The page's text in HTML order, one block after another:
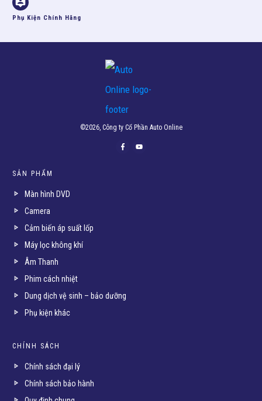
Phụ Kiện Chính Hãng
©2026, Công ty Cổ Phần Auto Online
SẢN PHẨM
Màn hình DVD
Camera
Cảm biến áp suất lốp
Máy lọc không khí
Âm Thanh
Phim cách nhiệt
Dung dịch vệ sinh – bảo dưỡng
Phụ kiện khác
CHÍNH SÁCH
Chính sách đại lý
Chính sách bảo hành